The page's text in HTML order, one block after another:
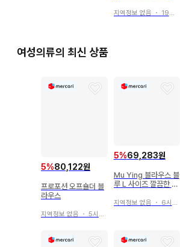
지역정보 없음 ・ 19일 전
여성의류의 최신 상품
5%80,122원
프로포션 오프숄더 블
라우스
지역정보 없음 ・ 5시간 전
5%69,283원
Mu Ying 블라우스 블
루 L 사이즈 깔끔한 코
지역정보 없음 ・ 6시간 전